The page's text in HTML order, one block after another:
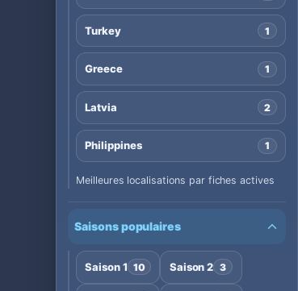
Turkey 1
Greece 1
Latvia 2
Philippines 1
Meilleures localisations par fiches actives
Saisons populaires
Saison 1 10 Saison 2 3